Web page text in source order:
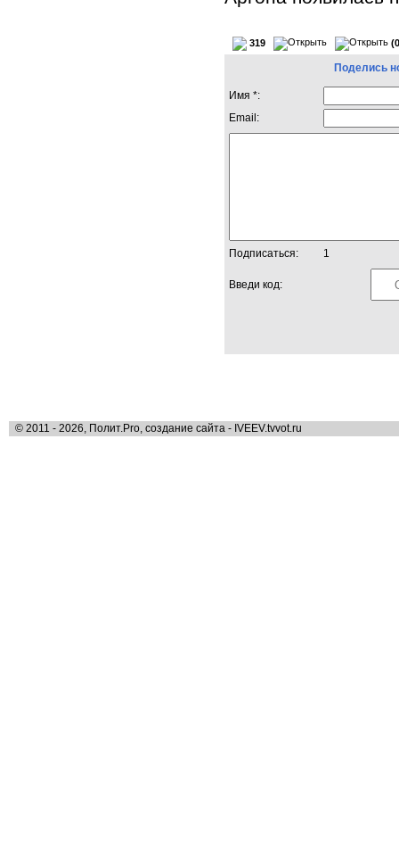
319
Поделись
Имя *:
Email:
Подписаться: 1
Введи код:
© 2011 - 2026, Полит.Pro, создание сайта - IVEEV.tvvot.ru